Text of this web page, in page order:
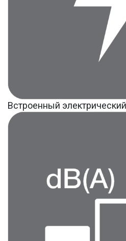
Встроенный